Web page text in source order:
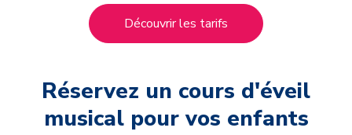
Découvrir les tarifs
Réservez un cours d'éveil
musicalpour vos enfants